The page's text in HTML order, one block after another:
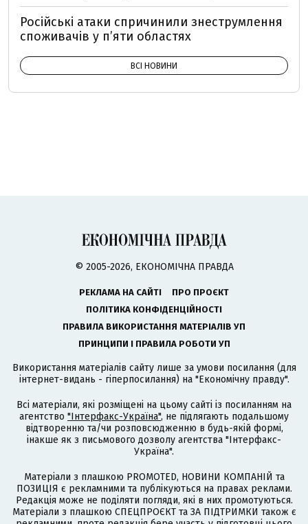
Російські атаки спричинили знеструмлення
споживачів у п’яти областях
ВСІ НОВИНИ
© 2005-2026, ЕКОНОМІЧНА ПРАВДА
РЕКЛАМА НА САЙТІ
ПРО ПРОЄКТ
ПОЛІТИКА КОНФІДЕНЦІЙНОСТІ
ПРАВИЛА ВИКОРИСТАННЯ МАТЕРІАЛІВ УП
ПРИНЦИПИ І ПРАВИЛА РОБОТИ УП
Використання матеріалів сайту лише за умови посилання (для
інтернет-видань - гіперпосилання) на "Економічну правду".
Всі матеріали, які розміщені на цьому сайті із посиланням на
агентство "Інтерфакс-Україна", не підлягають подальшому
відтворенню та/чи розповсюдженню в будь-якій формі,
інакше як з письмового дозволу агентства "Інтерфакс-
Україна".
Матеріали з плашкою PROMOTED, НОВИНИ КОМПАНІЙ та
ПОЗИЦІЯ є рекламними та публікуються на правах реклами.
Редакція може не поділяти погляди, які в них промотуються.
Матеріали з плашкою СПЕЦПРОЄКТ та ЗА ПІДТРИМКИ також є